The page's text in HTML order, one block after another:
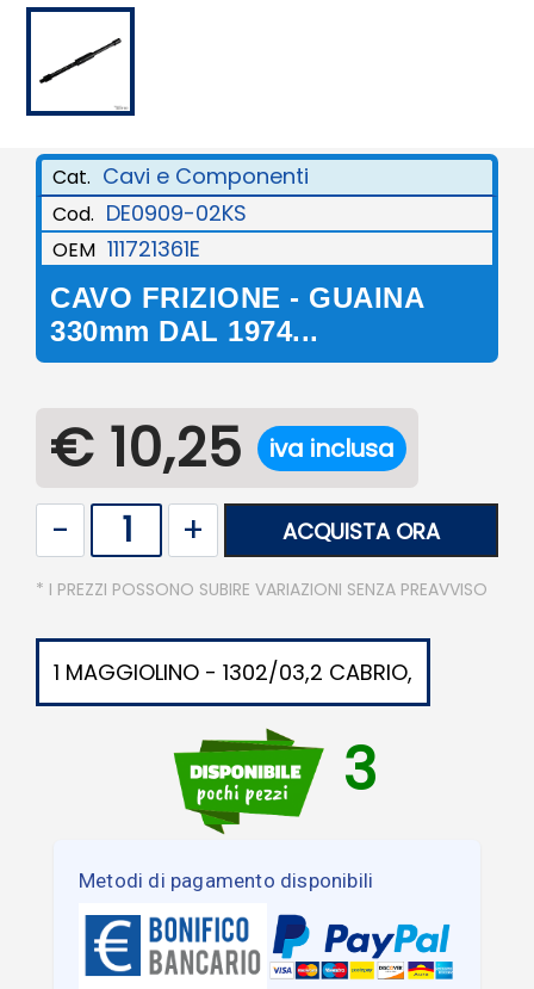
Cat. Cavi e Componenti
Cod. DE0909-02KS
OEM 111721361E
CAVO FRIZIONE - GUAINA
330mm DAL 1974...
€ 10,25 iva inclusa
ACQUISTA ORA
* I PREZZI POSSONO SUBIRE VARIAZIONI SENZA PREAVVISO
1 MAGGIOLINO - 1302/03,2 CABRIO,
3
Metodi di pagamento disponibili